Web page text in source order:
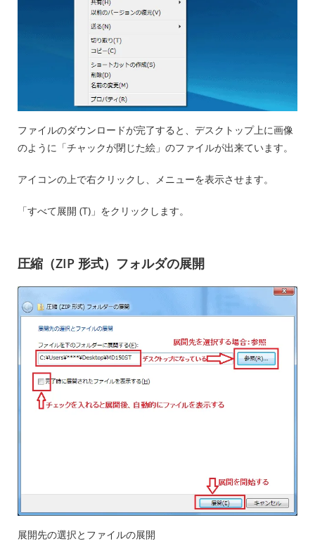
ファイルのダウンロードが完了すると、デスクトップ上に画像
のように「チャックが閉じた絵」のファイルが出来ています。
アイコンの上で右クリックし、メニューを表示させます。
「すべて展開 (T)」をクリックします。
圧縮（ZIP 形式）フォルダの展開
展開先の選択とファイルの展開